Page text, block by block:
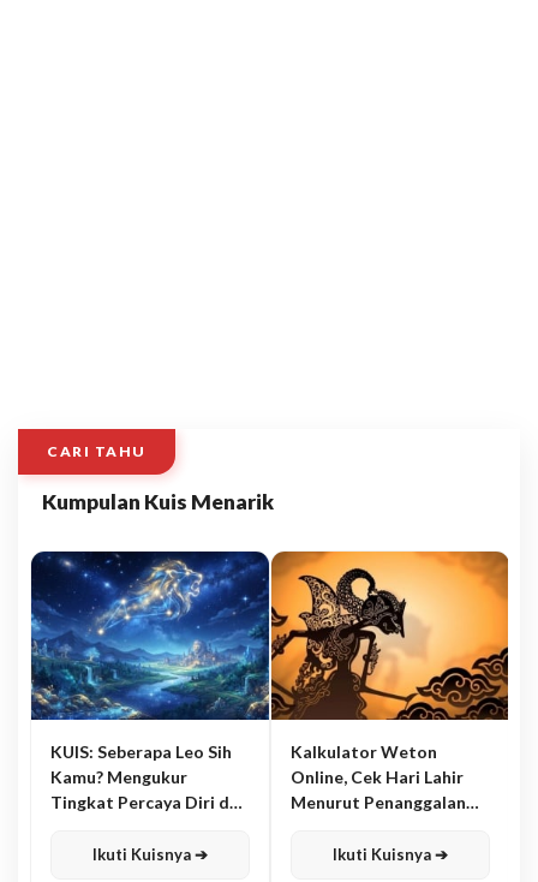
CARI TAHU
Kumpulan Kuis Menarik
KUIS: Seberapa Leo Sih
Kamu? Mengukur
Tingkat Percaya Diri dan
Ikuti Kuisnya ➔
Kalkulator Weton
Online, Cek Hari Lahir
Menurut Penanggalan
Ikuti Kuisnya ➔